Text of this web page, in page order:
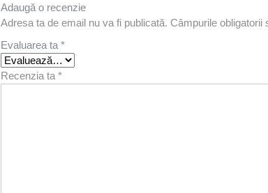
Adaugă o recenzie
Adresa ta de email nu va fi publicată. Câmpurile obligatorii
Evaluarea ta *
Recenzia ta *